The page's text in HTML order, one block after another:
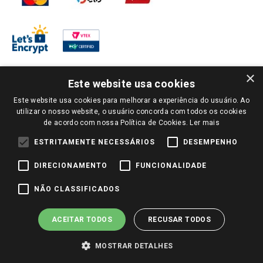
PARA VER OS PREÇOS DA SUA REGIÃO, FAÇA LOGIN E SELECIONE A LOJA DE
SUA PREFERÊNCIA. SOMENTE APÓS O LOGIN, OS PREÇOS DA SUA REGIÃO OU
LOJA SERÃO CARREGADOS.
TODOS OS PREÇOS E CONDIÇÕES COMERCIAIS DESTE SITE SÃO VÁLIDOS APENAS
PARA COMPRAS REALIZADAS NO GIASSI.COM.BR E NA LOJA SELECIONADA
PREÇOS PARA AS VENDAS ONLINE DIVULGADOS NO SITE PREVALECEM ANTE
COMUNICAÇÃO E SITES DE BUSCAS.
2022 COPYRIGHT - GIASSI SUPERMERCADOS. TODOS OS DIREITOS RESERVADOS.
×
Este website usa cookies
Este website usa cookies para melhorar a experiência do usuário. Ao
utilizar o nosso website, o usuário concorda com todos os cookies
de acordo com nossa Política de Cookies. Ler mais
ESTRITAMENTE NECESSÁRIOS DESEMPENHO
DIRECIONAMENTO FUNCIONALIDADE
NÃO CLASSIFICADOS
ACEITAR TODOS RECUSAR TODOS
MOSTRAR DETALHES